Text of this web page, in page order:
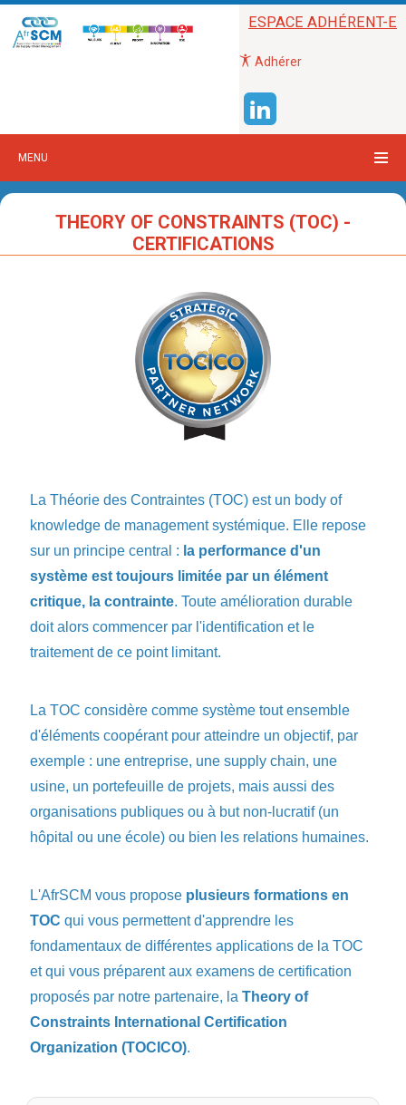
ESPACE ADHÉRENT-E
Adhérer
MENU
THEORY OF CONSTRAINTS (TOC) -
CERTIFICATIONS
La Théorie des Contraintes (TOC) est un body of
knowledge de management systémique. Elle repose
sur un principe central : la performance d'un
système est toujours limitée par un élément
critique, la contrainte. Toute amélioration durable
doit alors commencer par l'identification et le
traitement de ce point limitant.
La TOC considère comme système tout ensemble
d'éléments coopérant pour atteindre un objectif, par
exemple : une entreprise, une supply chain, une
usine, un portefeuille de projets, mais aussi des
organisations publiques ou à but non-lucratif (un
hôpital ou une école) ou bien les relations humaines.
L'AfrSCM vous propose plusieurs formations en
TOC qui vous permettent d'apprendre les
fondamentaux de différentes applications de la TOC
et qui vous préparent aux examens de certification
proposés par notre partenaire, la Theory of
Constraints International Certification
Organization (TOCICO).